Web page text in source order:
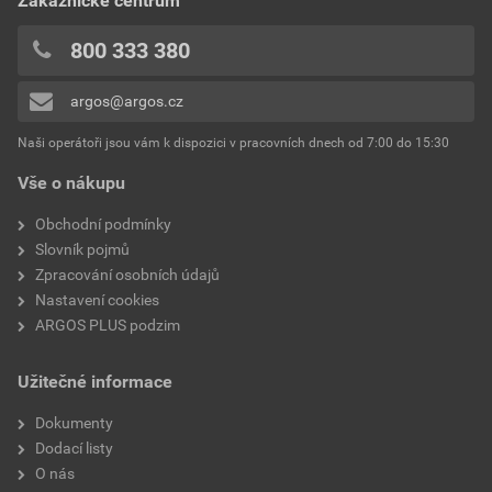
27,83 Kč
oleje/středová příčka
Vhodné pro vysoké teploty Ne
Vhodné pro izolované laky
Vhodné pro kulaté vodiče
Vhodné pro ploché vodiče
Barva izolace
Řada napětí
Přidávat hodnocení může pouze přihlášený uživatel.
Vše o nákupu
Obchodní podmínky
Slovník pojmů
Zpracování osobních údajů
Nastavení cookies
ARGOS PLUS podzim
Užitečné informace
Dokumenty
Dodací listy
O nás
800 333 380
argos@argos.cz
Naši operátoři jsou vám k dispozici v pracovních dnech od 7:00 do 15:30